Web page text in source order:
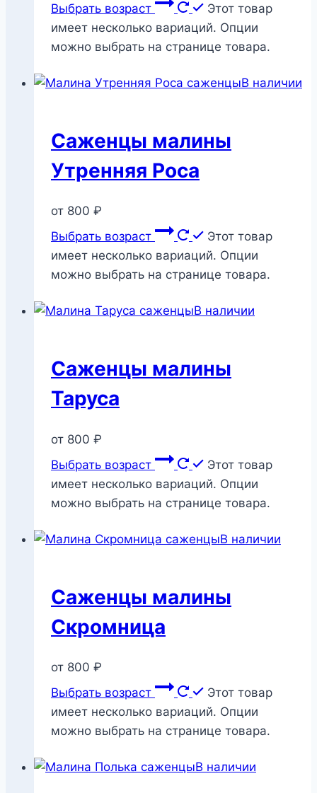
Выбрать возраст
Этот товар
имеет несколько вариаций. Опции
можно выбрать на странице товара.
В наличии
Саженцы малины
Утренняя Роса
от 800 ₽
Выбрать возраст
Этот товар
имеет несколько вариаций. Опции
можно выбрать на странице товара.
В наличии
Саженцы малины
Таруса
от 800 ₽
Выбрать возраст
Этот товар
имеет несколько вариаций. Опции
можно выбрать на странице товара.
В наличии
Саженцы малины
Скромница
от 800 ₽
Выбрать возраст
Этот товар
имеет несколько вариаций. Опции
можно выбрать на странице товара.
В наличии